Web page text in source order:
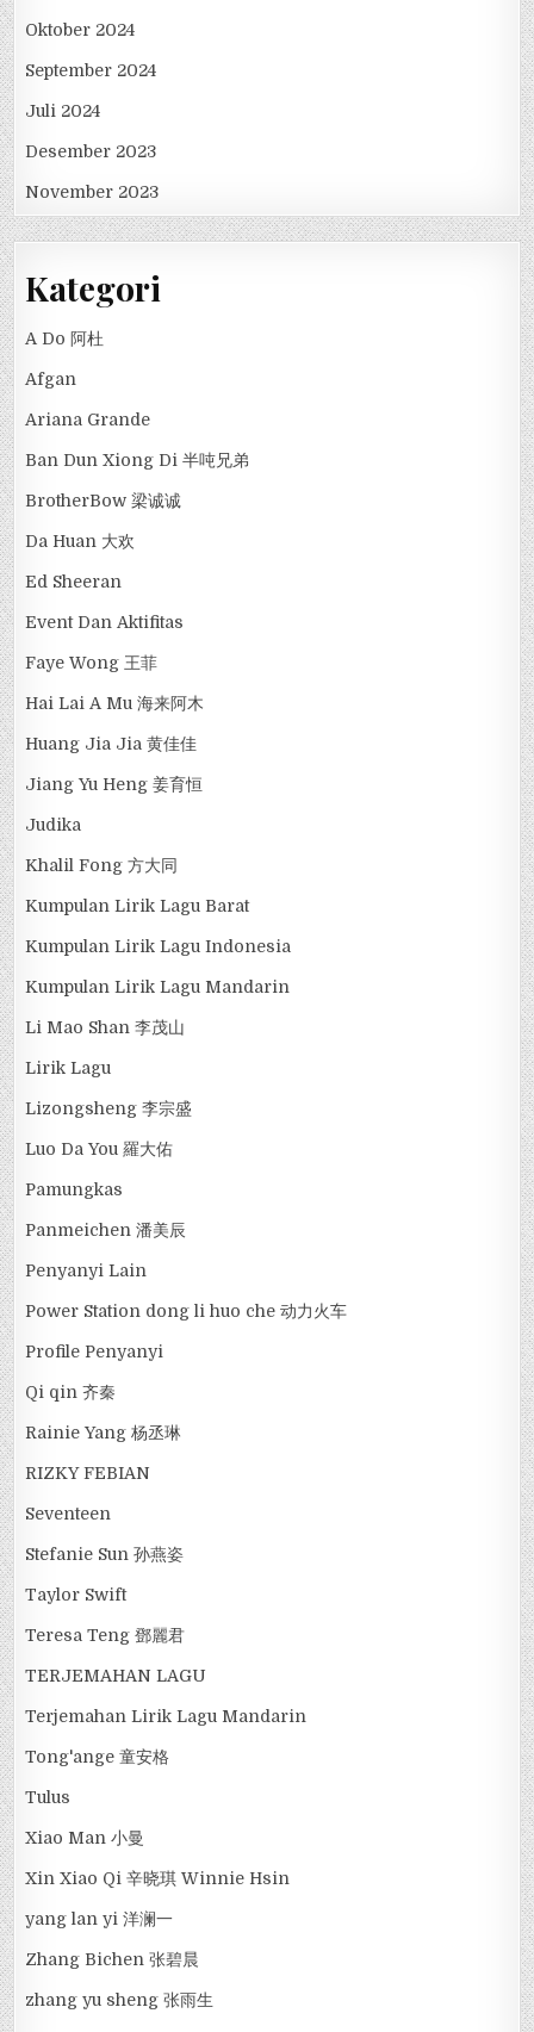
Oktober 2024
September 2024
Juli 2024
Desember 2023
November 2023
Kategori
A Do 阿杜
Afgan
Ariana Grande
Ban Dun Xiong Di 半吨兄弟
BrotherBow 梁诚诚
Da Huan 大欢
Ed Sheeran
Event Dan Aktifitas
Faye Wong 王菲
Hai Lai A Mu 海来阿木
Huang Jia Jia 黄佳佳
Jiang Yu Heng 姜育恒
Judika
Khalil Fong 方大同
Kumpulan Lirik Lagu Barat
Kumpulan Lirik Lagu Indonesia
Kumpulan Lirik Lagu Mandarin
Li Mao Shan 李茂山
Lirik Lagu
Lizongsheng 李宗盛
Luo Da You 羅大佑
Pamungkas
Panmeichen 潘美辰
Penyanyi Lain
Power Station dong li huo che 动力火车
Profile Penyanyi
Qi qin 齐秦
Rainie Yang 杨丞琳
RIZKY FEBIAN
Seventeen
Stefanie Sun 孙燕姿
Taylor Swift
Teresa Teng 鄧麗君
TERJEMAHAN LAGU
Terjemahan Lirik Lagu Mandarin
Tong'ange 童安格
Tulus
Xiao Man 小曼
Xin Xiao Qi 辛晓琪 Winnie Hsin
yang lan yi 洋澜一
Zhang Bichen 张碧晨
zhang yu sheng 张雨生